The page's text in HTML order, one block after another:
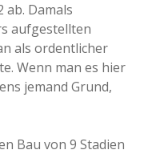
ab. Damals
aufgestellten
als ordentlicher
Wenn man es hier
jemand Grund,
Bau von 9 Stadien